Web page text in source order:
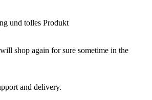
und tolles Produkt
shop again for sure sometime in the
and delivery.